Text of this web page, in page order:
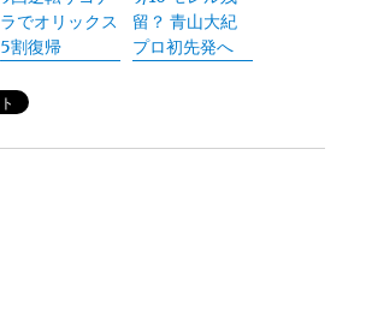
ラでオリックス
5割復帰
留？ 青山大紀
プロ初先発へ